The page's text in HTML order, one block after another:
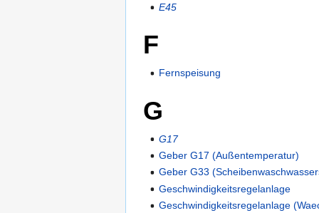
E45
F
Fernspeisung
G
G17
Geber G17 (Außentemperatur)
Geber G33
Geschwindigkeitsregelanlage
Geschwindigkeitsregelanlage